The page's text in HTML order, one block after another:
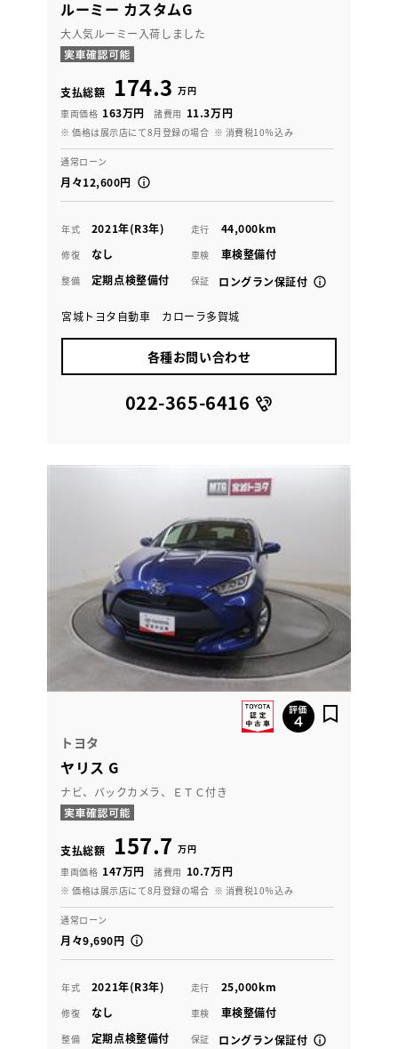
ルーミー カスタムG
大人気ルーミー入荷しました
支払総額 174.3 万円
車両価格 163万円 諸費用 11.3万円
※ 価格は展示店にて8月登録の場合 ※ 消費税10％込み
通常ローン
月々12,600円
年式 2021年(R3年) 走行 44,000km
修復 なし 車検 車検整備付
整備 定期点検整備付 保証 ロングラン保証付
宮城トヨタ自動車 カローラ多賀城
各種お問い合わせ
022-365-6416
トヨタ
ヤリス G
ナビ、バックカメラ、ＥＴＣ付き
支払総額 157.7 万円
車両価格 147万円 諸費用 10.7万円
※ 価格は展示店にて8月登録の場合 ※ 消費税10％込み
通常ローン
月々9,690円
年式 2021年(R3年) 走行 25,000km
修復 なし 車検 車検整備付
整備 定期点検整備付 保証 ロングラン保証付